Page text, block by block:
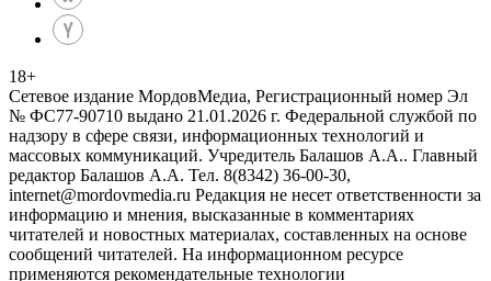
18+
Сетевое издание МордовМедиа, Регистрационный номер Эл
№ ФС77-90710 выдано 21.01.2026 г. Федеральной службой по
надзору в сфере связи, информационных технологий и
массовых коммуникаций. Учредитель Балашов А.А.. Главный
редактор Балашов А.А. Тел. 8(8342) 36-00-30,
internet@mordovmedia.ru Редакция не несет ответственности за
информацию и мнения, высказанные в комментариях
читателей и новостных материалах, составленных на основе
сообщений читателей. На информационном ресурсе
применяются рекомендательные технологии